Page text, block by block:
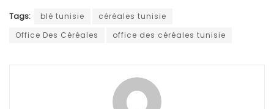
Tags: blé tunisie
céréales tunisie
Office Des Céréales
office des céréales tunisie